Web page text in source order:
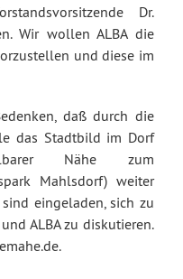
Dr.
Wir wollen ALBA die
und diese im
daß durch die
das Stadtbild im Dorf
Nähe zum
Mahlsdorf) weiter
eingeladen, sich zu
ALBA zu diskutieren.